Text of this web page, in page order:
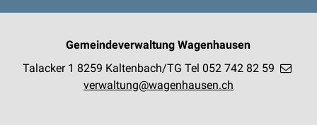
Gemeindeverwaltung Wagenhausen
Talacker 1 8259 Kaltenbach/TG Tel 052 742 82 59
verwaltung@wagenhausen.ch